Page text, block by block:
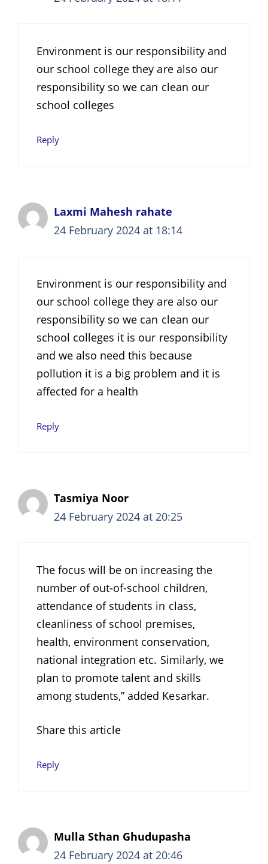
Environment is our responsibility and
our school college they are also our
responsibility so we can clean our
school colleges
Reply
Laxmi Mahesh rahate
24 February 2024 at 18:14
Environment is our responsibility and
our school college they are also our
responsibility so we can clean our
school colleges it is our responsibility
and we also need this because
pollution it is a big problem and it is
affected for a health
Reply
Tasmiya Noor
24 February 2024 at 20:25
The focus will be on increasing the
number of out-of-school children,
attendance of students in class,
cleanliness of school premises,
health, environment conservation,
national integration etc. Similarly, we
plan to promote talent and skills
among students,” added Kesarkar.
Share this article
Reply
Mulla Sthan Ghudupasha
24 February 2024 at 20:46